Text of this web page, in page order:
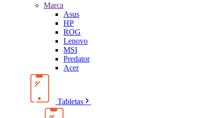
Marca
Asus
HP
ROG
Lenovo
MSI
Predator
Acer
Tabletas